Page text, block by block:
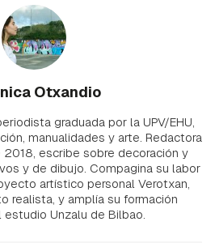
Otxandio
graduada por la UPV/EHU,
manualidades y arte. Redactora
2018, escribe sobre decoración y
y de dibujo. Compagina su labor
artístico personal Verotxan,
realista, y amplía su formación
Unzalu de Bilbao.